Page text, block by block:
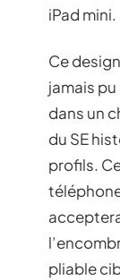
iPad mini.
Ce
jamais
dans un
du SE
profils.
pliable